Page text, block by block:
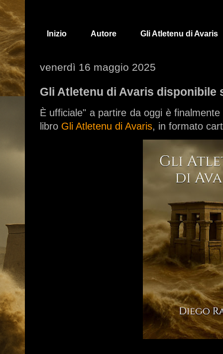
Inizio Autore Gli Atletenu di Avaris
venerdì 16 maggio 2025
Gli Atletenu di Avaris disponibile
È ufficiale" a partire da oggi è
libro Gli Atletenu di Avaris, in formato